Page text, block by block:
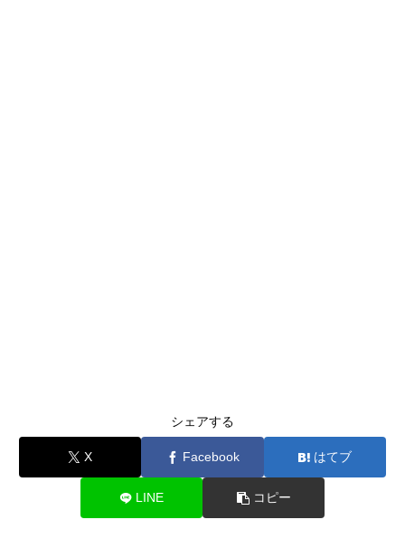
シェアする
X Facebook はてブ
LINE コピー